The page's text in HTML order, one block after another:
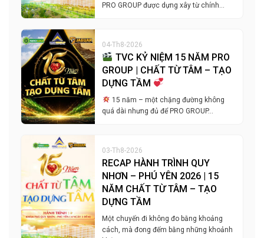
PRO GROUP được dựng xây từ chính…
04-Th8-2026
TVC KỶ NIỆM 15 NĂM PRO
GROUP | CHẤT TỪ TÂM – TẠO
DỰNG TẦM
15 năm – một chặng đường không
quá dài nhưng đủ để PRO GROUP…
03-Th8-2026
RECAP HÀNH TRÌNH QUY
NHƠN – PHÚ YÊN 2026 | 15
NĂM CHẤT TỪ TÂM – TẠO
DỰNG TẦM
Một chuyến đi không đo bằng khoảng
cách, mà đong đếm bằng những khoảnh